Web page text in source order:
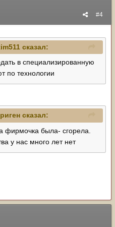
#4
сказал:
в специализированную
по технологии
сказал:
фирмочка была- сгорела.
у нас много лет нет